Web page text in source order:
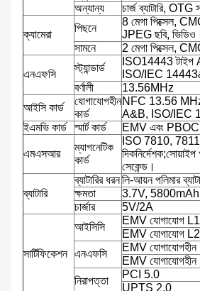
অন্যান্য
চার্জ ব্যাটারি, OTG
ক্যামেরা
পিছনে
8 মেগা পিক্সেল,
JPEG ছবি, ভিডিও।
সামনে
2 মেগা পিক্সেল,
এনএফসি
স্ট্যান্ডার্ড
ISO14443
ISO/IEC
বর্ণালী
13.56MHz
আইসি কার্ড
যোগাযোগহীন
কার্ড
NFC 13.56
A&B, ISO/IEC
ইএমভি কার্ড
স্মার্ট কার্ড EMV এবং
এমএসআর
ম্যাগনেটিক
কার্ড
ISO 7810, 7811,
সেকেন্ড।
ব্যাটারি
ব্যাটারির ধরনলি-আয়ন পলিমার
ক্ষমতা
3.7V, 5800mAh
চার্জার
5V/2A
সার্টিফিকেশন
আইসিসি
EMV যোগাযোগ
EMV যোগাযোগ
এনএফসি
EMV
EMV
নিরাপত্তা
PCI 5.0
UPTS 2.0